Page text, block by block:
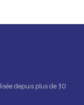
depuis plus de 30